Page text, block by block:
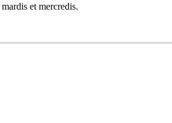
et mercredis.